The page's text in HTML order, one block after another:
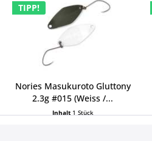
TIPP!
Nories Masukuroto Gluttony
2.3g #015 (Weiss /...
Inhalt 1 Stück